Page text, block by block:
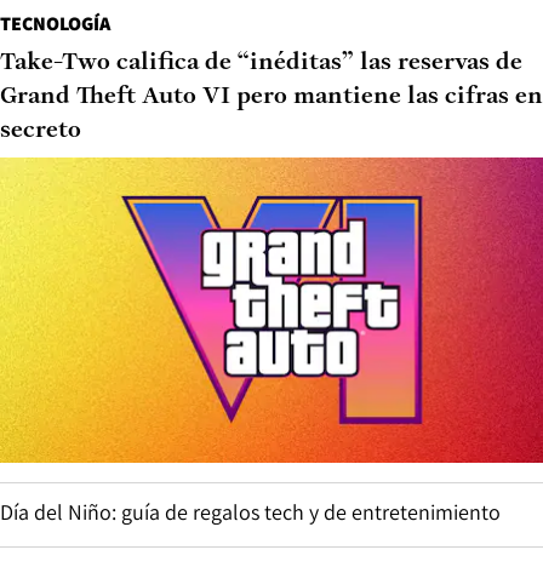
TECNOLOGÍA
Take-Two califica de “inéditas” las reservas de
Grand Theft Auto VI pero mantiene las cifras en
secreto
Día del Niño: guía de regalos tech y de entretenimiento